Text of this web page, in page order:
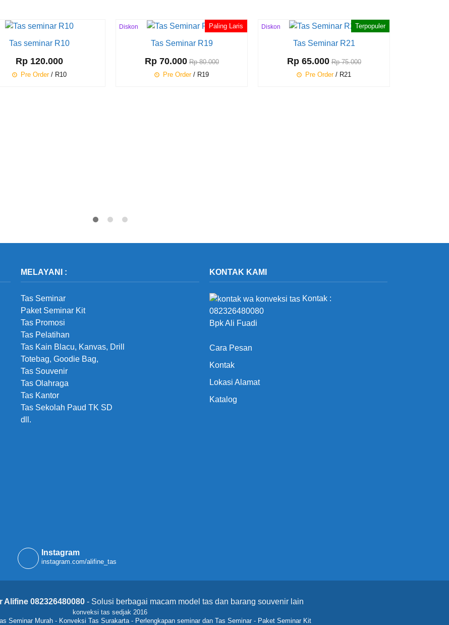
Tas seminar R10
Rp 120.000
Pre Order/ R10
Paling Laris
Diskon
Tas Seminar R19
Rp 70.000 Rp 80.000
Pre Order/ R19
Terpopuler
Diskon
Tas Seminar R21
Rp 65.000 Rp 75.000
Pre Order/ R21
MELAYANI :
Tas Seminar
Paket Seminar Kit
Tas Promosi
Tas Pelatihan
Tas Kain Blacu, Kanvas, Drill
Totebag, Goodie Bag,
Tas Souvenir
Tas Olahraga
Tas Kantor
Tas Sekolah Paud TK SD
dll.
KONTAK KAMI
Kontak :
082326480080
Bpk Ali Fuadi
Cara Pesan
Kontak
Lokasi Alamat
Katalog
Instagram
instagram.com/alifine_tas
Alifine 082326480080- Solusi berbagai macam model tas dan barang souvenir lain
konveksi tas sedjak 2016
Seminar Murah - Konveksi Tas Surakarta- Perlengkapan seminar dan Tas Seminar - Paket Seminar Kit